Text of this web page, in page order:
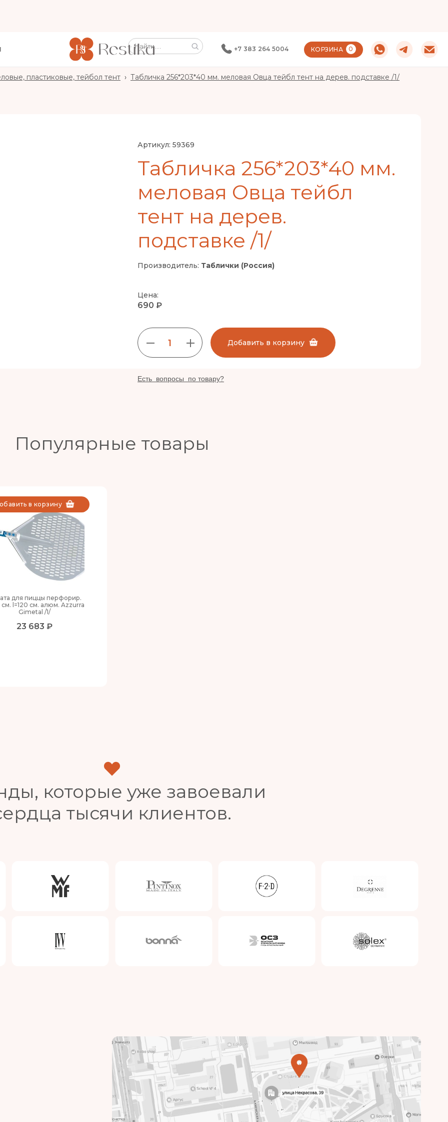
+7 383 264 5004 КОРЗИНА 0
пластиковые, тейбол тент › Табличка 256*203*40 мм. меловая Овца тейбл тент на дерев. подставке /1/
Артикул: 59369
Табличка 256*203*40 мм.
меловая Овца тейбл
тент на дерев.
подставке /1/
Производитель: Таблички (Россия)
Цена:
690 ₽
1 Добавить в корзину
Есть вопросы по товару?
Популярные товары
для пиццы перфорир.
см. l=120 см. алюм. Azzurra
Gimetal /1/
23 683 ₽
в корзину
которые уже завоевали
тысячи клиентов.